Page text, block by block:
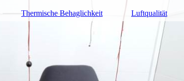
Thermische Behaglichkeit Luftqualität